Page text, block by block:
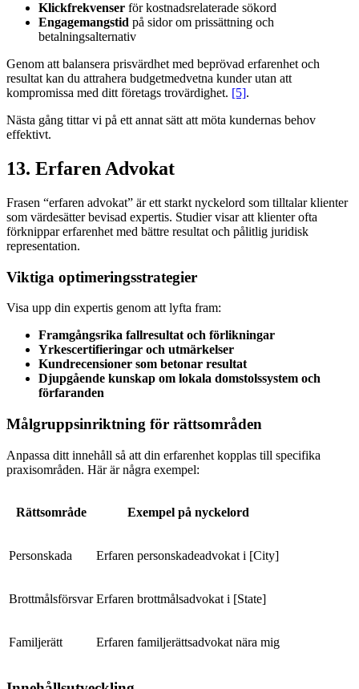
Klickfrekvenser för kostnadsrelaterade sökord
Engagemangstid på sidor om prissättning och
betalningsalternativ
Genom att balansera prisvärdhet med beprövad erfarenhet och
resultat kan du attrahera budgetmedvetna kunder utan att
kompromissa med ditt företags trovärdighet. [5].
Nästa gång tittar vi på ett annat sätt att möta kundernas behov
effektivt.
13. Erfaren Advokat
Frasen “erfaren advokat” är ett starkt nyckelord som tilltalar klienter
som värdesätter bevisad expertis. Studier visar att klienter ofta
förknippar erfarenhet med bättre resultat och pålitlig juridisk
representation.
Viktiga optimeringsstrategier
Visa upp din expertis genom att lyfta fram:
Framgångsrika fallresultat och förlikningar
Yrkescertifieringar och utmärkelser
Kundrecensioner som betonar resultat
Djupgående kunskap om lokala domstolssystem och
förfaranden
Målgruppsinriktning för rättsområden
Anpassa ditt innehåll så att din erfarenhet kopplas till specifika
praxisområden. Här är några exempel:
Rättsområde Exempel på nyckelord
Personskada Erfaren personskadeadvokat i [City]
Brottmålsförsvar Erfaren brottmålsadvokat i [State]
Familjerätt Erfaren familjerättsadvokat nära mig